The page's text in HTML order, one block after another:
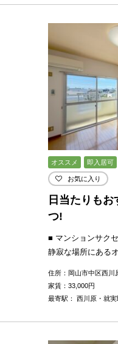
オススメ 即入居可
お気に入り
日当たりも
つ!
■ マンションサク
静寂な場所にある
住所：岡山市中区西川
家賃： 33,000円
最寄駅： 西川原・就実